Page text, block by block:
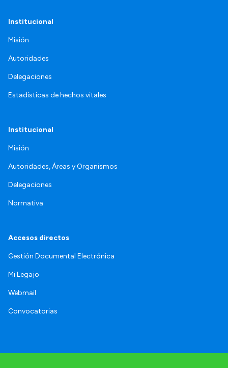
Institucional
Misión
Autoridades
Delegaciones
Estadísticas de hechos vitales
Institucional
Misión
Autoridades, Áreas y Organismos
Delegaciones
Normativa
Accesos directos
Gestión Documental Electrónica
Mi Legajo
Webmail
Convocatorias